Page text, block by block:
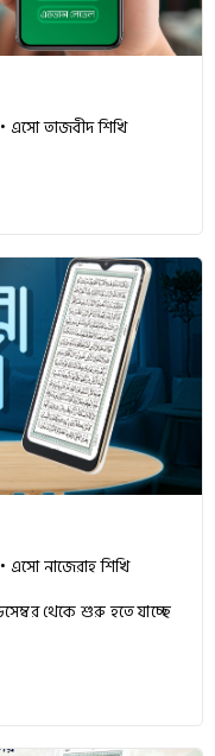
• এসো তাজবীদ শিখি
• এসো নাজেরাহ শিখি
থেকে শুরু হতে যাচ্ছে